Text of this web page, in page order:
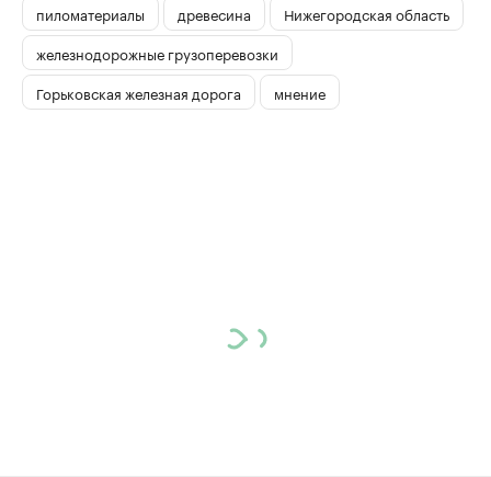
пиломатериалы древесина
Нижегородская область
железнодорожные грузоперевозки
Горьковская железная дорога
мнение